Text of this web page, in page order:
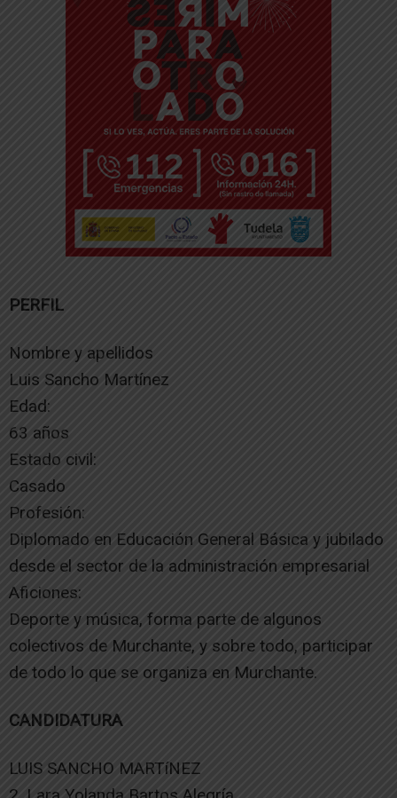
PERFIL
Nombre y apellidos
Luis Sancho Martínez
Edad:
63 años
Estado civil:
Casado
Profesión:
Diplomado en Educación General Básica y jubilado
desde el sector de la administración empresarial
Aficiones:
Deporte y música, forma parte de algunos
colectivos de Murchante, y sobre todo, participar
de todo lo que se organiza en Murchante.
CANDIDATURA
LUIS SANCHO MARTíNEZ